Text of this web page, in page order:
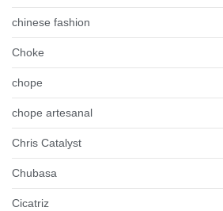
chinese fashion
Choke
chope
chope artesanal
Chris Catalyst
Chubasa
Cicatriz